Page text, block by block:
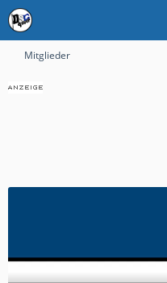
Mitglieder